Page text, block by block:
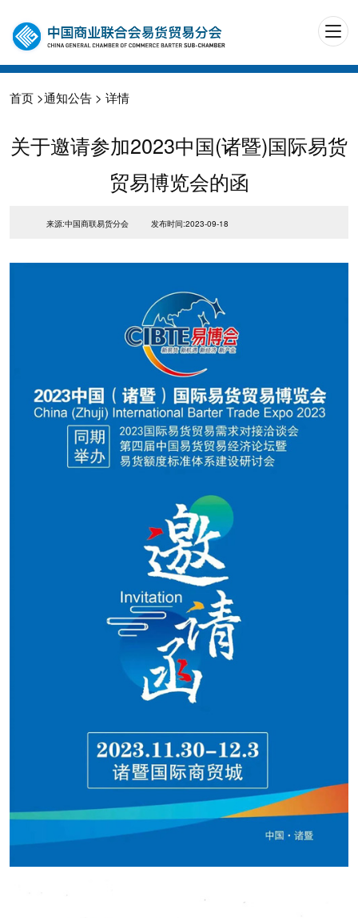
首页 >通知公告 > 详情
关于邀请参加2023中国(诸暨)国际易货
贸易博览会的函
来源:中国商联易货分会 发布时间:2023-09-18